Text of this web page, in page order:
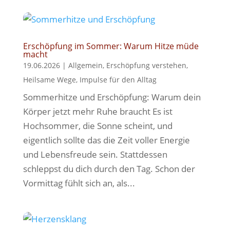
Erschöpfung im Sommer: Warum Hitze müde
macht
19.06.2026| Allgemein, Erschöpfung verstehen,
Heilsame Wege, Impulse für den Alltag
Sommerhitze und Erschöpfung: Warum dein
Körper jetzt mehr Ruhe braucht Es ist
Hochsommer, die Sonne scheint, und
eigentlich sollte das die Zeit voller Energie
und Lebensfreude sein. Stattdessen
schleppst du dich durch den Tag. Schon der
Vormittag fühlt sich an, als...